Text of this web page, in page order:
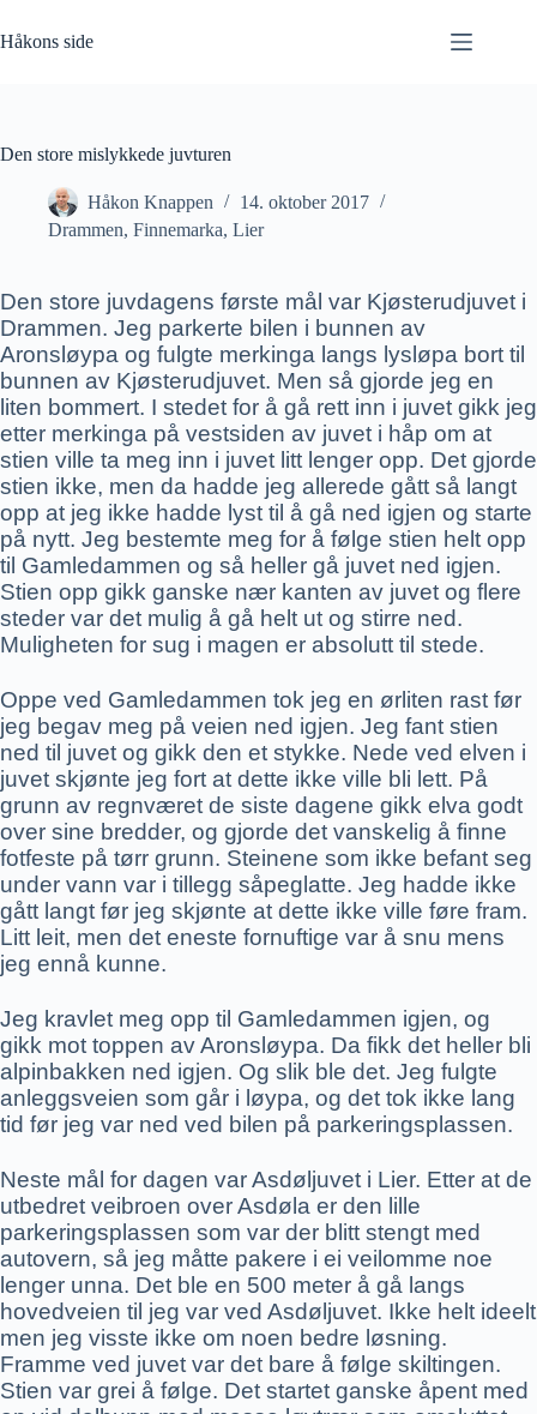
til
innholdet
Håkons side
Den store mislykkede juvturen
Håkon Knappen
14. oktober 2017
Drammen, Finnemarka, Lier
Den store juvdagens første mål var Kjøsterudjuvet i
Drammen. Jeg parkerte bilen i bunnen av
Aronsløypa og fulgte merkinga langs lysløpa bort til
bunnen av Kjøsterudjuvet. Men så gjorde jeg en
liten bommert. I stedet for å gå rett inn i juvet gikk jeg
etter merkinga på vestsiden av juvet i håp om at
stien ville ta meg inn i juvet litt lenger opp. Det gjorde
stien ikke, men da hadde jeg allerede gått så langt
opp at jeg ikke hadde lyst til å gå ned igjen og starte
på nytt. Jeg bestemte meg for å følge stien helt opp
til Gamledammen og så heller gå juvet ned igjen.
Stien opp gikk ganske nær kanten av juvet og flere
steder var det mulig å gå helt ut og stirre ned.
Muligheten for sug i magen er absolutt til stede.
Oppe ved Gamledammen tok jeg en ørliten rast før
jeg begav meg på veien ned igjen. Jeg fant stien
ned til juvet og gikk den et stykke. Nede ved elven i
juvet skjønte jeg fort at dette ikke ville bli lett. På
grunn av regnværet de siste dagene gikk elva godt
over sine bredder, og gjorde det vanskelig å finne
fotfeste på tørr grunn. Steinene som ikke befant seg
under vann var i tillegg såpeglatte. Jeg hadde ikke
gått langt før jeg skjønte at dette ikke ville føre fram.
Litt leit, men det eneste fornuftige var å snu mens
jeg ennå kunne.
Jeg kravlet meg opp til Gamledammen igjen, og
gikk mot toppen av Aronsløypa. Da fikk det heller bli
alpinbakken ned igjen. Og slik ble det. Jeg fulgte
anleggsveien som går i løypa, og det tok ikke lang
tid før jeg var ned ved bilen på parkeringsplassen.
Neste mål for dagen var Asdøljuvet i Lier. Etter at de
utbedret veibroen over Asdøla er den lille
parkeringsplassen som var der blitt stengt med
autovern, så jeg måtte pakere i ei veilomme noe
lenger unna. Det ble en 500 meter å gå langs
hovedveien til jeg var ved Asdøljuvet. Ikke helt ideelt
men jeg visste ikke om noen bedre løsning.
Framme ved juvet var det bare å følge skiltingen.
Stien var grei å følge. Det startet ganske åpent med